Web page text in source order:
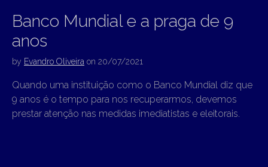
Banco Mundial e a praga de 9
anos
by Evandro Oliveira on 20/07/2021
Quando uma instituição como o Banco Mundial diz que
9 anos é o tempo para nos recuperarmos, devemos
prestar atenção nas medidas imediatistas e eleitorais.